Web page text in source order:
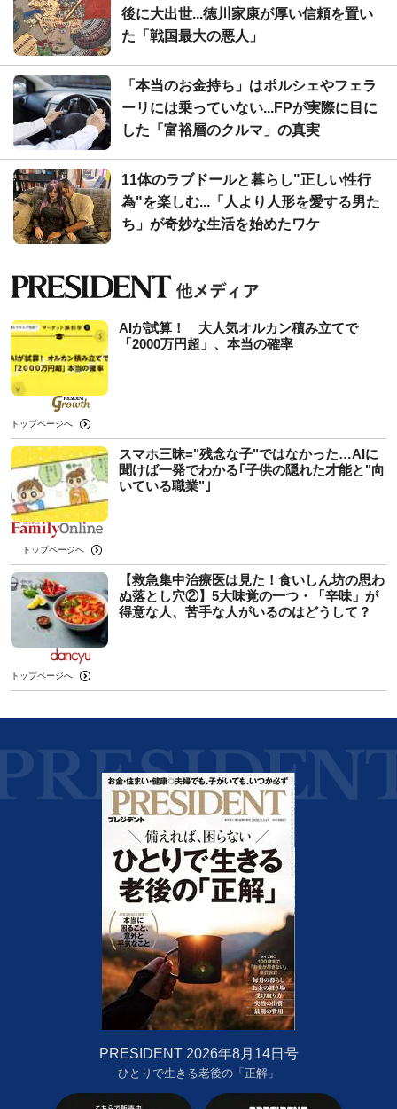
後に大出世...徳川家康が厚い信頼を置い
た「戦国最大の悪人」
「本当のお金持ち」はポルシェやフェラ
ーリには乗っていない...FPが実際に目に
した「富裕層のクルマ」の真実
11体のラブドールと暮らし"正しい性行
為"を楽しむ...「人より人形を愛する男た
ち」が奇妙な生活を始めたワケ
AIが試算！ 大人気オルカン積み立てで
「2000万円超」、本当の確率
トップページへ
スマホ三昧="残念な子"ではなかった…AIに
聞けば一発でわかる｢子供の隠れた才能と"向
いている職業"｣
トップページへ
【救急集中治療医は見た！食いしん坊の思わ
ぬ落とし穴②】5大味覚の一つ・「辛味」が
得意な人、苦手な人がいるのはどうして？
トップページへ
PRESIDENT 2026年8月14日号
ひとりで生きる老後の「正解」